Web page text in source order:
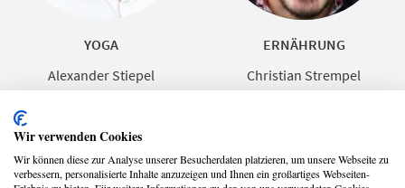
YOGA
Alexander Stiepel
ERNÄHRUNG
Christian Strempel
Wir verwenden Cookies
Wir können diese zur Analyse unserer Besucherdaten platzieren, um unsere Webseite zu
verbessern, personalisierte Inhalte anzuzeigen und Ihnen ein großartiges Webseiten-